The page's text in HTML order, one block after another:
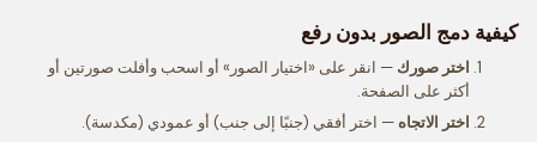
كيفية دمج الصور بدون رفع
اختر صورك — انقر على «اختيار الصور» أو اسحب وأفلت صورتين أو
أكثر على الصفحة.
اختر الاتجاه — اختر أفقي (جنبًا إلى جنب) أو عمودي (مكدسة).